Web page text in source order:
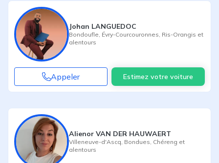
Johan LANGUEDOC
Bondoufle Évry-Courcouronnes Ris-Orangis et
alentours
Appeler Estimez votre voiture
Alienor VAN DER HAUWAERT
Villeneuve-d'Ascq Bondues Chéreng et
alentours